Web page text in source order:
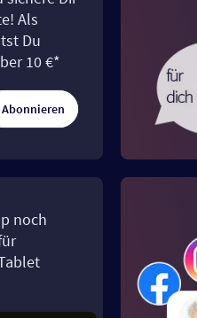
Als
Du
10 €*
Abonnieren
noch